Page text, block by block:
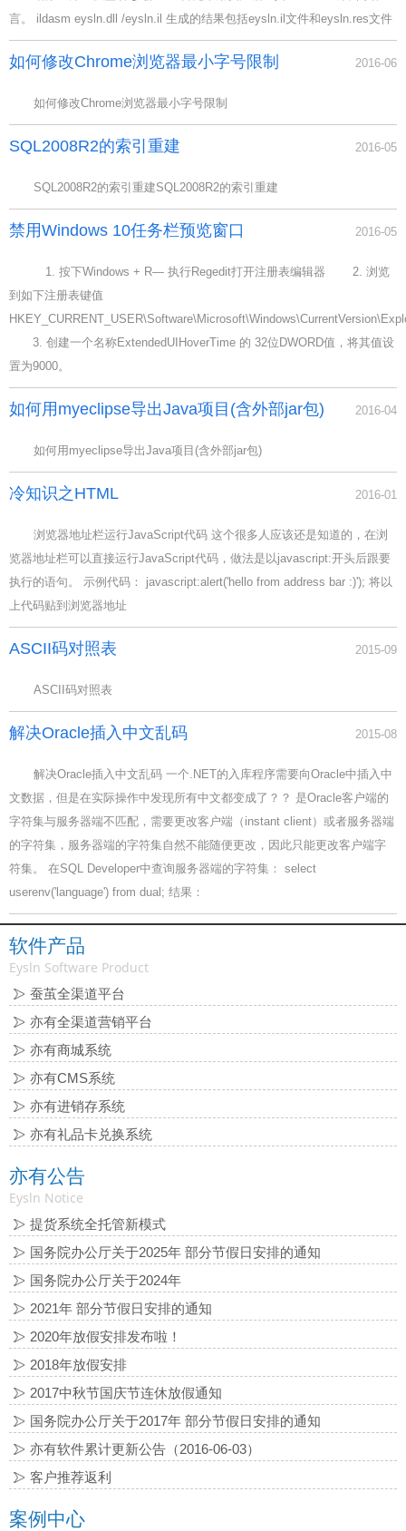
言。 ildasm eysln.dll /eysln.il 生成的结果包括eysln.il文件和eysln.res文件
如何修改Chrome浏览器最小字号限制 2016-06
如何修改Chrome浏览器最小字号限制
SQL2008R2的索引重建 2016-05
SQL2008R2的索引重建SQL2008R2的索引重建
禁用Windows 10任务栏预览窗口 2016-05
1. 按下Windows + R— 执行Regedit打开注册表编辑器 2. 浏览
到如下注册表键值
3. 创建一个名称ExtendedUIHoverTime 的 32位DWORD值，将其值设
置为9000。
如何用myeclipse导出Java项目(含外部jar包) 2016-04
如何用myeclipse导出Java项目(含外部jar包)
冷知识之HTML 2016-01
浏览器地址栏运行JavaScript代码 这个很多人应该还是知道的，在浏
览器地址栏可以直接运行JavaScript代码，做法是以javascript:开头后跟要
执行的语句。 示例代码： javascript:alert('hello from address bar :)'); 将以
上代码贴到浏览器地址
ASCII码对照表 2015-09
ASCII码对照表
解决Oracle插入中文乱码 2015-08
解决Oracle插入中文乱码 一个.NET的入库程序需要向Oracle中插入中
文数据，但是在实际操作中发现所有中文都变成了？？ 是Oracle客户端的
字符集与服务器端不匹配，需要更改客户端（instant client）或者服务器端
的字符集，服务器端的字符集自然不能随便更改，因此只能更改客户端字
符集。 在SQL Developer中查询服务器端的字符集： select
userenv('language') from dual; 结果：
软件产品
Eysln Software Product
蚕茧全渠道平台
亦有全渠道营销平台
亦有商城系统
亦有CMS系统
亦有进销存系统
亦有礼品卡兑换系统
亦有公告
Eysln Notice
提货系统全托管新模式
国务院办公厅关于2025年 部分节假日安排的通知
国务院办公厅关于2024年
2021年 部分节假日安排的通知
2020年放假安排发布啦！
2018年放假安排
2017中秋节国庆节连休放假通知
国务院办公厅关于2017年 部分节假日安排的通知
亦有软件累计更新公告（2016-06-03）
客户推荐返利
案例中心